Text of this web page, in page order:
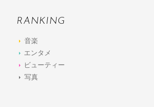
RANKING
音楽
エンタメ
ビューティー
写真